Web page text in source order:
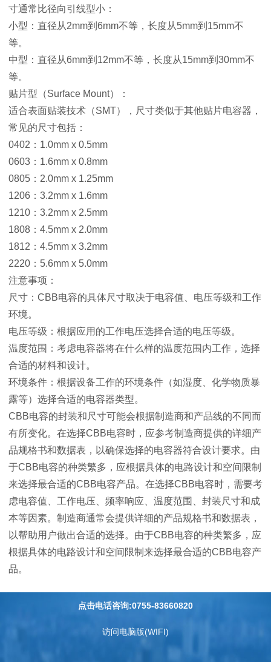
寸通常比径向引线型小：
小型：直径从2mm到6mm不等，长度从5mm到15mm不
等。
中型：直径从6mm到12mm不等，长度从15mm到30mm不
等。
贴片型（Surface Mount）：
适合表面贴装技术（SMT），尺寸类似于其他贴片电容器，
常见的尺寸包括：
0402：1.0mm x 0.5mm
0603：1.6mm x 0.8mm
0805：2.0mm x 1.25mm
1206：3.2mm x 1.6mm
1210：3.2mm x 2.5mm
1808：4.5mm x 2.0mm
1812：4.5mm x 3.2mm
2220：5.6mm x 5.0mm
注意事项：
尺寸：CBB电容的具体尺寸取决于电容值、电压等级和工作
环境。
电压等级：根据应用的工作电压选择合适的电压等级。
温度范围：考虑电容器将在什么样的温度范围内工作，选择
合适的材料和设计。
环境条件：根据设备工作的环境条件（如湿度、化学物质暴
露等）选择合适的电容器类型。
CBB电容的封装和尺寸可能会根据制造商和产品线的不同而
有所变化。在选择CBB电容时，应参考制造商提供的详细产
品规格书和数据表，以确保选择的电容器符合设计要求。由
于CBB电容的种类繁多，应根据具体的电路设计和空间限制
来选择最合适的CBB电容产品。在选择CBB电容时，需要考
虑电容值、工作电压、频率响应、温度范围、封装尺寸和成
本等因素。制造商通常会提供详细的产品规格书和数据表，
以帮助用户做出合适的选择。由于CBB电容的种类繁多，应
根据具体的电路设计和空间限制来选择最合适的CBB电容产
品。
点击电话咨询:0755-83660820
访问电脑版(WIFI)